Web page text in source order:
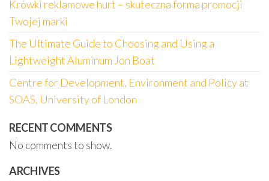
Krówki reklamowe hurt – skuteczna forma promocji
Twojej marki
The Ultimate Guide to Choosing and Using a
Lightweight Aluminum Jon Boat
Centre for Development, Environment and Policy at
SOAS, University of London
RECENT COMMENTS
No comments to show.
ARCHIVES